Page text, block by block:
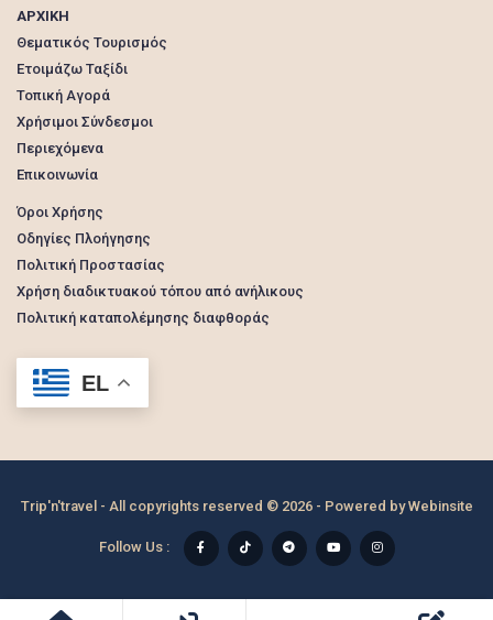
ΑΡΧΙΚΗ
Θεματικός Τουρισμός
Ετοιμάζω Ταξίδι
Τοπική Αγορά
Χρήσιμοι Σύνδεσμοι
Περιεχόμενα
Επικοινωνία
Όροι Χρήσης
Οδηγίες Πλοήγησης
Πολιτική Προστασίας
Χρήση διαδικτυακού τόπου από ανήλικους
Πολιτική καταπολέμησης διαφθοράς
EL
Trip'n'travel - All copyrights reserved © 2026 - Powered byWebinsite
Follow Us :